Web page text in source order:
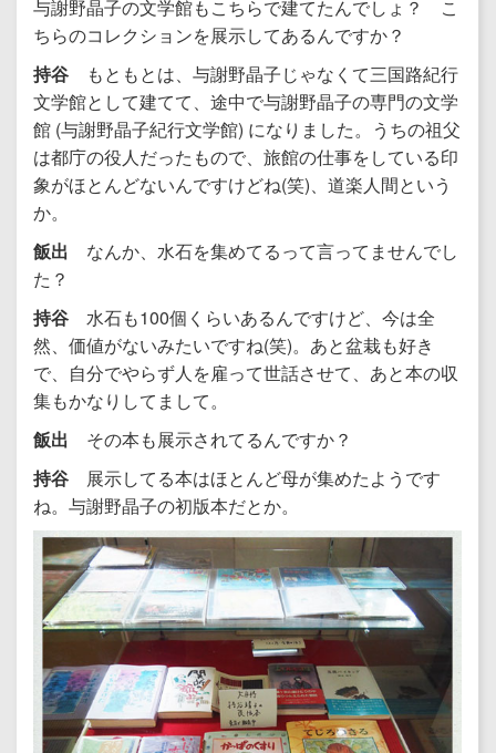
与謝野晶子の文学館もこちらで建てたんでしょ？ こ
ちらのコレクションを展示してあるんですか？
持谷 もともとは、与謝野晶子じゃなくて三国路紀行
文学館として建てて、途中で与謝野晶子の専門の文学
館 (与謝野晶子紀行文学館) になりました。うちの祖父
は都庁の役人だったもので、旅館の仕事をしている印
象がほとんどないんですけどね(笑)、道楽人間という
か。
飯出 なんか、水石を集めてるって言ってませんでし
た？
持谷 水石も100個くらいあるんですけど、今は全
然、価値がないみたいですね(笑)。あと盆栽も好き
で、自分でやらず人を雇って世話させて、あと本の収
集もかなりしてまして。
飯出 その本も展示されてるんですか？
持谷 展示してる本はほとんど母が集めたようです
ね。与謝野晶子の初版本だとか。